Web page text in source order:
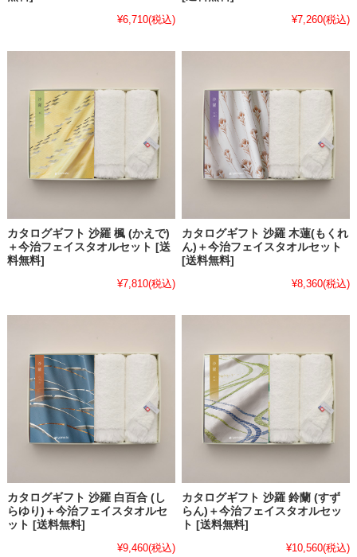
¥6,710(税込)
¥7,260(税込)
カタログギフト 沙羅 楓 (かえで)
＋今治フェイスタオルセット [送
料無料]
¥7,810(税込)
カタログギフト 沙羅 木蓮(もくれ
ん)＋今治フェイスタオルセット
[送料無料]
¥8,360(税込)
カタログギフト 沙羅 白百合 (し
らゆり)＋今治フェイスタオルセ
ット [送料無料]
¥9,460(税込)
カタログギフト 沙羅 鈴蘭 (すず
らん)＋今治フェイスタオルセッ
ト [送料無料]
¥10,560(税込)